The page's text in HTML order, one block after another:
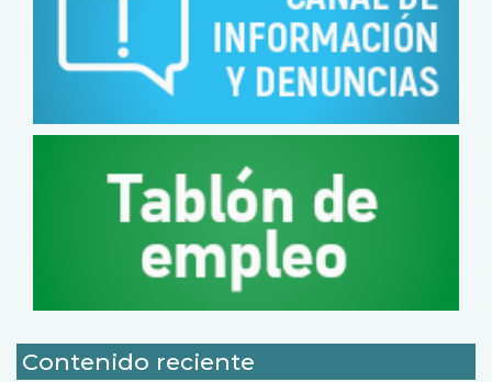
Contenido reciente